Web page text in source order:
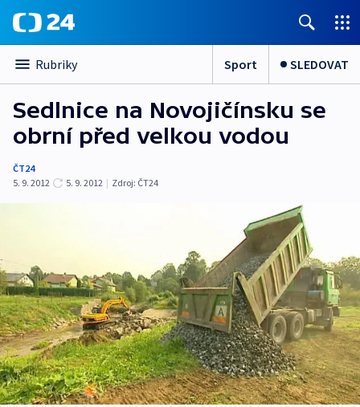
Rubriky Sport SLEDOVAT
Sedlnice na Novojičínsku se
obrní před velkou vodou
ČT24
5. 9. 2012
5. 9. 2012 | Zdroj: ČT24